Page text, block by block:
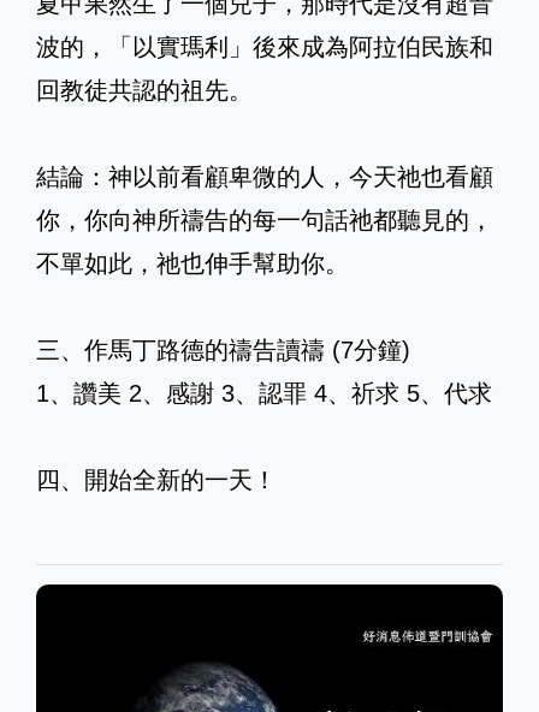
波的，「以實瑪利」後來成為阿拉伯民族和
回教徒共認的祖先。
結論：神以前看顧卑微的人，今天祂也看顧
你，你向神所禱告的每一句話祂都聽見的，
不單如此，祂也伸手幫助你。
三、作馬丁路德的禱告讀禱 (7分鐘)
1、讚美 2、感謝 3、認罪 4、祈求 5、代求
四、開始全新的一天！